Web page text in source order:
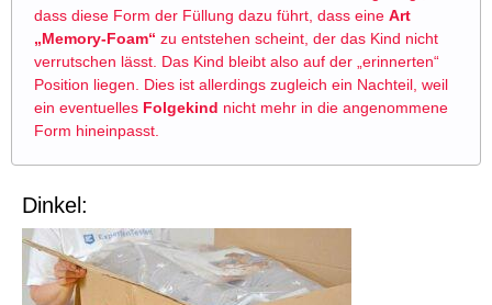
dass diese Form der Füllung dazu führt, dass eine Art
„Memory-Foam“ zu entstehen scheint, der das Kind nicht
verrutschen lässt. Das Kind bleibt also auf der „erinnerten“
Position liegen. Dies ist allerdings zugleich ein Nachteil, weil
ein eventuelles Folgekind nicht mehr in die angenommene
Form hineinpasst.
Dinkel: